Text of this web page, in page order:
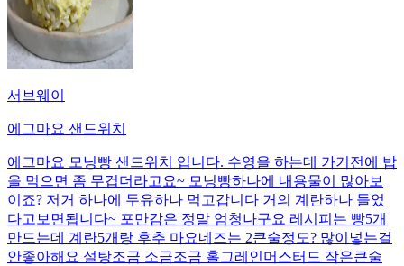
서브웨이
에그마요 샌드위치
에그마요 모닝빵 샌드위치 입니다. 수영을 하는데 가기전에 밥
을 먹으면 좀 무겁더라고요~ 모닝빵하나에 내용물이 많아보
이죠? 저거 하나에 두유하나 먹고갑니다 거의 계란하나 들었
다고보면됩니다~ 포만감은 정말 엄청나구요 레시피는 빵5개
만드는데 계란5개랑 후추 마요네즈는 2큰술정도? 많이넣는걸
안좋아해요 설탕조금 소금조금 홀그레인머스터드 작은큰술